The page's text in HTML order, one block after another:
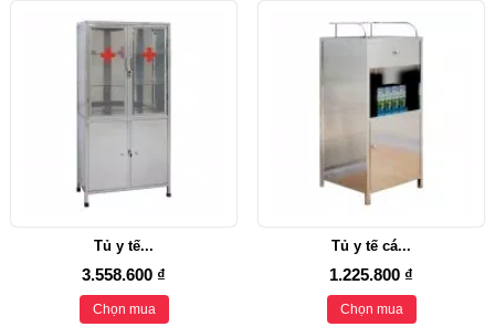
Tủ y tế...
3.558.600 ₫
Chọn mua
Tủ y tế cá...
1.225.800 ₫
Chọn mua